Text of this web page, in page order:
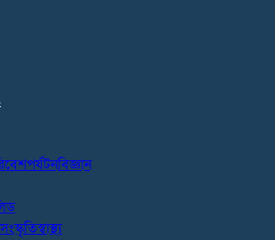
পর্যটনবিজ্ঞান
স্বাস্থ্য